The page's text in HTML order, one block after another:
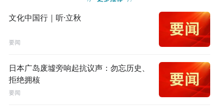
文化中国行｜听·立秋
要闻
日本广岛废墟旁响起抗议声：勿忘历史、
拒绝拥核
要闻